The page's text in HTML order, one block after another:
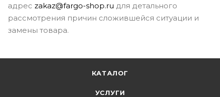
адрес zakaz@fargo-shop.ru для детального
рассмотрения причин сложившейся ситуации и
замены товара.
КАТАЛОГ
УСЛУГИ